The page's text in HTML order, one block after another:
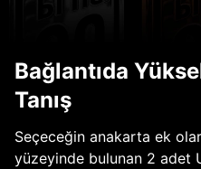
Bağlantıda
Tanış
Seçeceğin anakarta ek
yüzeyinde bulunan 2 adet